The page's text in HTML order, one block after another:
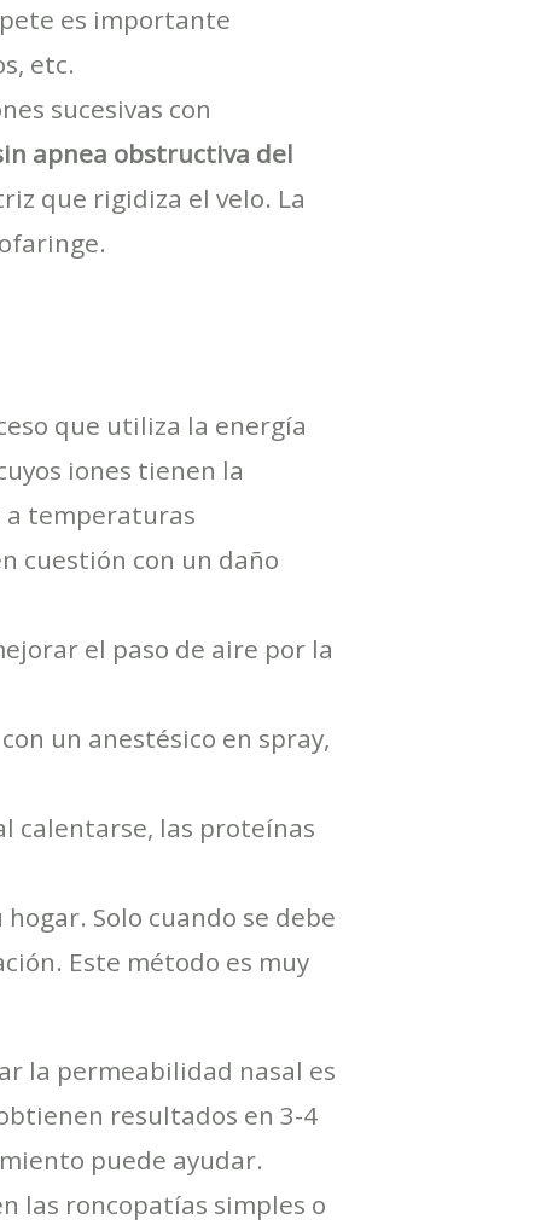
es importante
etc.
sucesivas con
apnea obstructiva del
que rigidiza el velo. La
que utiliza la energía
iones tienen la
a temperaturas
cuestión con un daño
el paso de aire por la
un anestésico en spray,
calentarse, las proteínas
Solo cuando se debe
Este método es muy
la permeabilidad nasal es
resultados en 3-4
puede ayudar.
las roncopatías simples o